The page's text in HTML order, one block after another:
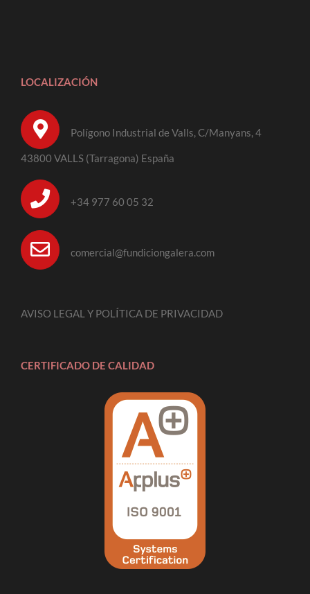
LOCALIZACIÓN
Polígono Industrial de Valls, C/Manyans, 4
43800 VALLS (Tarragona) España
+34 977 60 05 32
comercial@fundiciongalera.com
AVISO LEGAL Y POLÍTICA DE PRIVACIDAD
CERTIFICADO DE CALIDAD